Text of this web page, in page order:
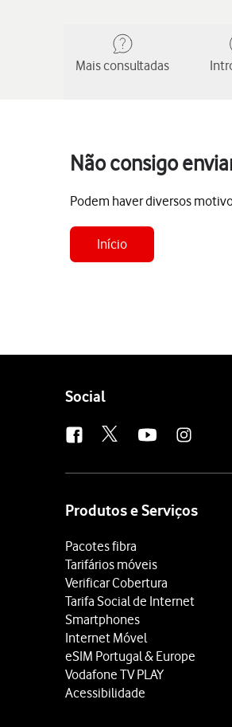
Mais consultadas
Não consigo
Podem haver diversos
Início
Follow
Social
Produtos e Serviços
Pacotes fibra
Tarifários móveis
Verificar Cobertura
Tarifa Social de Internet
Smartphones
Internet Móvel
eSIM Portugal & Europe
Vodafone TV PLAY
Acessibilidade